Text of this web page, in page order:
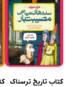
کتاب تاریخ ترسناک